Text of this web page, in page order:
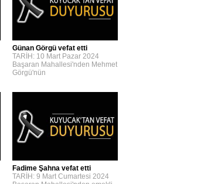
Günan Görgü vefat etti
TARİH: 10 Mart Pazar 2024
Başaran Mahallesi'nden Mehmet
Görgü'nün
Fadime Şahna vefat etti
TARİH: 9 Mart Cumartesi 2024